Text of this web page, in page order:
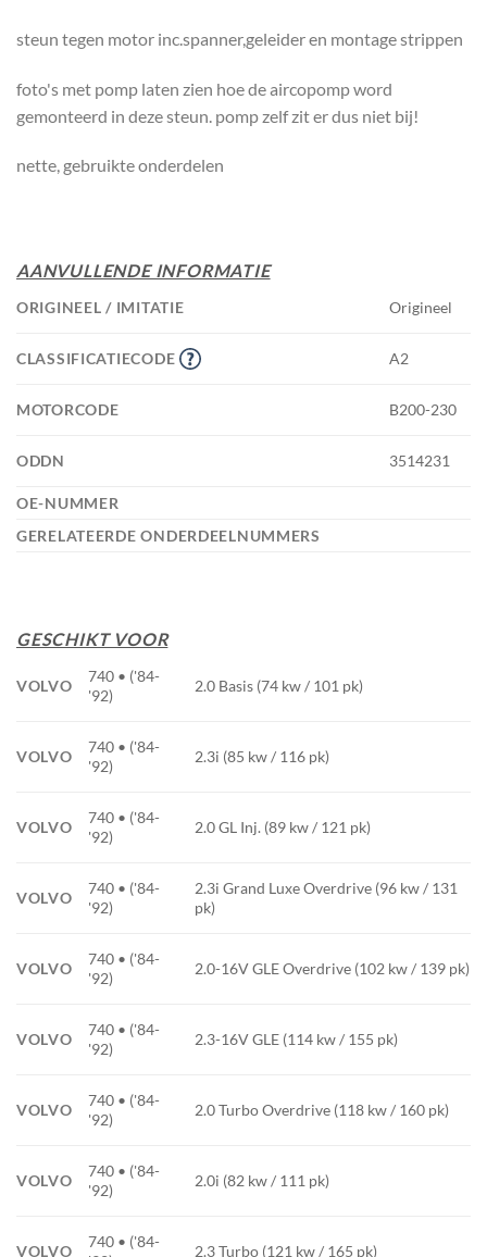
steun tegen motor inc.spanner,geleider en montage strippen
foto's met pomp laten zien hoe de aircopomp word
gemonteerd in deze steun. pomp zelf zit er dus niet bij!
nette, gebruikte onderdelen
AANVULLENDE INFORMATIE
ORIGINEEL / IMITATIE Origineel
CLASSIFICATIECODE A2
MOTORCODE B200-230
ODDN 3514231
OE-NUMMER
GERELATEERDE ONDERDEELNUMMERS
GESCHIKT VOOR
VOLVO
740 • ('84-
'92)
2.0 Basis (74 kw / 101 pk)
VOLVO
740 • ('84-
'92)
2.3i (85 kw / 116 pk)
VOLVO
740 • ('84-
'92)
2.0 GL Inj. (89 kw / 121 pk)
VOLVO
740 • ('84-
'92)
2.3i Grand Luxe Overdrive (96 kw / 131
pk)
VOLVO
740 • ('84-
'92)
2.0-16V GLE Overdrive (102 kw / 139 pk)
VOLVO
740 • ('84-
'92)
2.3-16V GLE (114 kw / 155 pk)
VOLVO
740 • ('84-
'92)
2.0 Turbo Overdrive (118 kw / 160 pk)
VOLVO
740 • ('84-
'92)
2.0i (82 kw / 111 pk)
VOLVO
740 • ('84-
2.3 Turbo (121 kw / 165 pk)